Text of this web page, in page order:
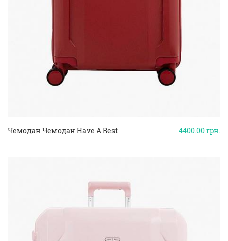
4400.00грн.
Чемодан Чемодан Have A Rest